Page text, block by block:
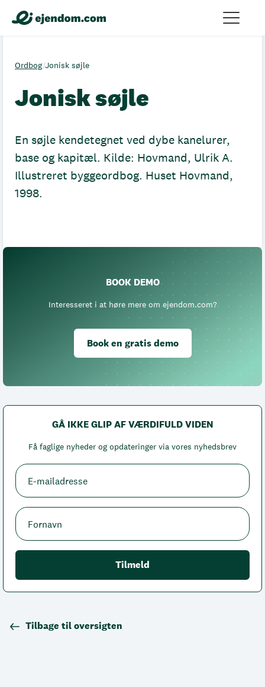
Ordbog/Jonisk søjle
Jonisk søjle
En søjle kendetegnet ved dybe kanelurer,
base og kapitæl. Kilde: Hovmand, Ulrik A.
Illustreret byggeordbog. Huset Hovmand,
1998.
BOOK DEMO
Interesseret i at høre mere om ejendom.com?
Book en gratis demo
GÅ IKKE GLIP AF VÆRDIFULD VIDEN
Få faglige nyheder og opdateringer via vores nyhedsbrev
Tilbage til oversigten